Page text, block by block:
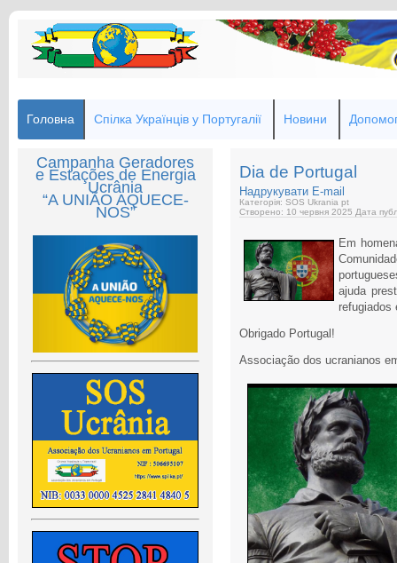
Головна Спілка Українців у Португалії Новини
Campanha Geradores
e Estações de Energia
Ucrânia
“A UNIÃO AQUECE-
NOS”
Dia de Portugal
Надрукувати E-mail
Категорія: SOS Ukrania pt
Створено: 10 червня 2025 Дата
Em
ajuda
refugiados
Obrigado Portugal!
Associação dos ucranianos